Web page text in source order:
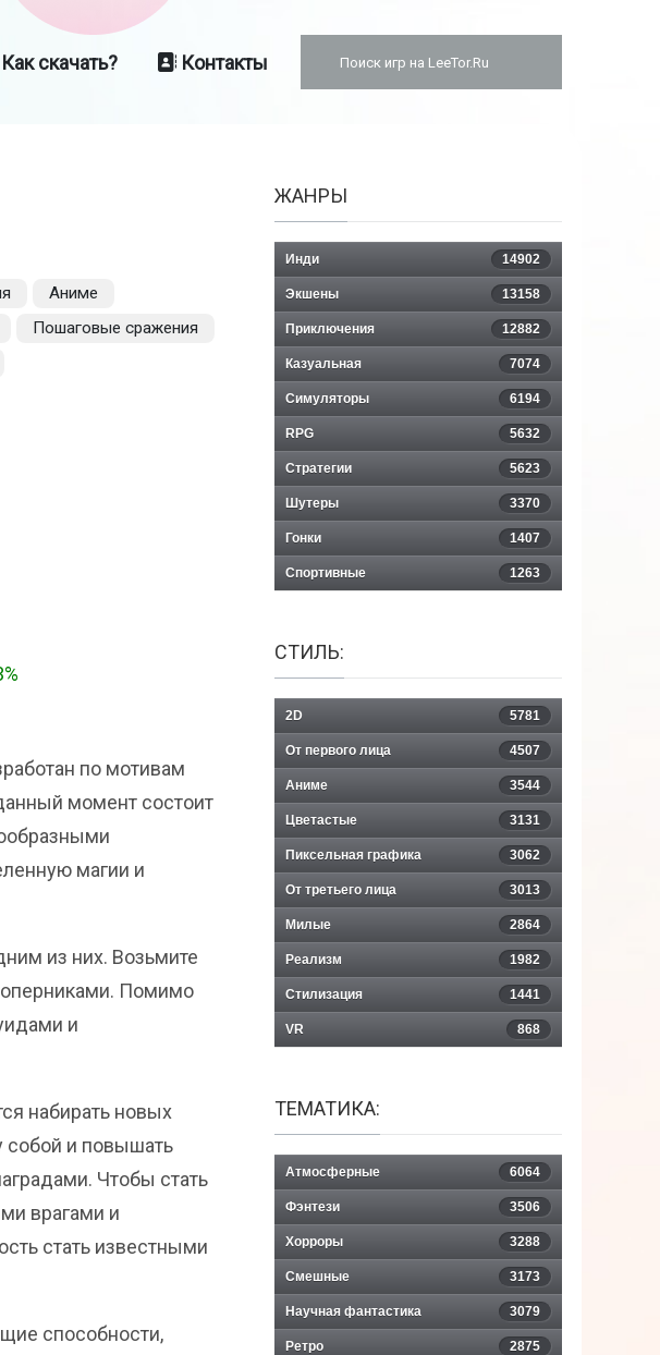
Как скачать? Контакты
Аниме
Пошаговые сражения
по мотивам
момент состоит
магии и
из них. Возьмите
Помимо
и
набирать новых
собой и повышать
Чтобы стать
врагами и
стать известными
способности,
ЖАНРЫ
Инди 14902
Экшены 13158
Приключения 12882
Казуальная 7074
Симуляторы 6194
RPG 5632
Стратегии 5623
Шутеры 3370
Гонки 1407
Спортивные 1263
СТИЛЬ:
2D 5781
От первого лица 4507
Аниме 3544
Цветастые 3131
Пиксельная графика 3062
От третьего лица 3013
Милые 2864
Реализм 1982
Стилизация 1441
VR 868
ТЕМАТИКА:
Атмосферные 6064
Фэнтези 3506
Хорроры 3288
Смешные 3173
Научная фантастика 3079
Ретро 2875